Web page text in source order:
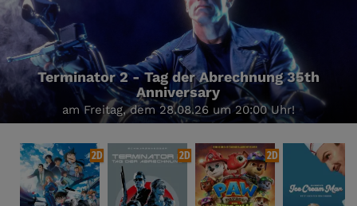
Terminator 2 - Tag der Abrechnung 35th
Anniversary
am Freitag, dem 28.08.26 um 20:00 Uhr!
2D 2D 2D